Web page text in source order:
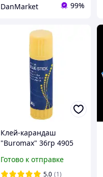
DanMarket 99%
Клей-карандаш
"Buromax" 36гр 4905
Готово к отправке
5.0 (1)